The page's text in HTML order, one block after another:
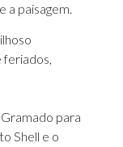
a paisagem.
feriados,
para
Shell e o